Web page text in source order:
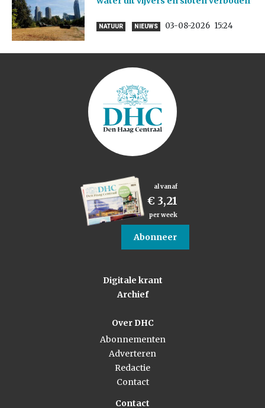
NATUUR NIEUWS 03-08-2026 15:24
al vanaf
€ 3,21
per week
Abonneer
Digitale krant
Archief
Over DHC
Abonnementen
Adverteren
Redactie
Contact
Contact